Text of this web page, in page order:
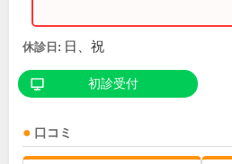
休診日: 日、祝
初診受付
口コミ